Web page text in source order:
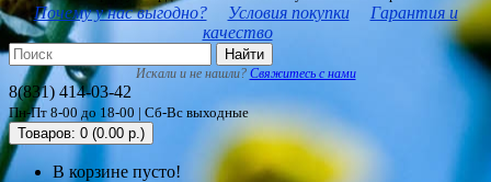
Почему у нас выгодно? Условия покупки
Гарантия и
качество
Найти
Искали и не нашли? Свяжитесь с нами
8(831) 414-03-42
Пн-Пт 8-00 до 18-00 | Сб-Вс выходные
Товаров: 0 (0.00 р.)
В корзине пусто!